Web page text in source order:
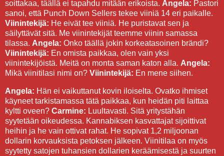
soittakaa, täällä ei tapahdu mitään erikoista. Angela: Pastori
sanoi, että Punch Down Sellers tekee viiniä 14 eri paikalle.
Viinintekijä: He eivät tee viiniä. He puristavat sen ja
säilyttävät sitä. Me viinintekijät teemme viinin samassa
tilassa. Angela: Onko täällä jokin korkeatasoinen brändi?
Viinintekijä: En omista paikkaa, olen vain yksi
viinintekijöistä. Meitä on monta saman katon alla. Angela:
Mikä viinitilasi nimi on? Viinintekijä: En mene siihen.
Angela: Hän ei vaikuttanut kovin iloiselta. Ovatko ihmiset
käyneet tarkistamassa tätä paikkaa, kun heidän piti laittaa
kyltti oveen? Carmine: Luultavasti. Sitä yritystähän
syytetään oikeudessa. Kannabiksen kasvattajat sijoittivat
heihin ja he vain ottivat rahat. He sopivat 1,2 miljoonan
dollarin korvauksista petoksen jälkeen. Viinitilaa on myös
syytetty satojen tuhansien dollarien keräämisestä ja suurten